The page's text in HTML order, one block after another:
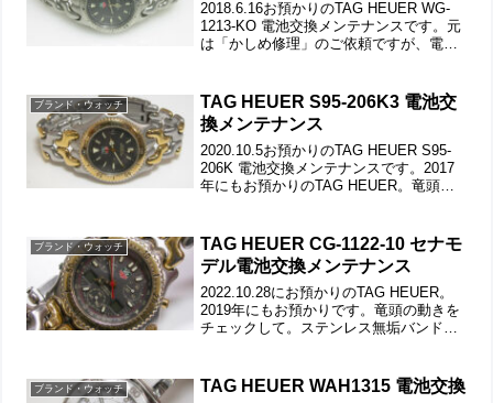
2018.6.16お預かりのTAG HEUER WG-
1213-KO 電池交換メンテナンスです。元
は「かしめ修理」のご依頼ですが、電池
は、一番割高になりますので。竜頭の
動...
ブランド・ウォッチ
TAG HEUER S95-206K3 電池交
換メンテナンス
2020.10.5お預かりのTAG HEUER S95-
206K 電池交換メンテナンスです。2017
年にもお預かりのTAG HEUER。竜頭の
の汚れもチェックします。ラ...
ブランド・ウォッチ
TAG HEUER CG-1122-10 セナモ
デル電池交換メンテナンス
2022.10.28にお預かりのTAG HEUER。
2019年にもお預かりです。竜頭の動きを
チェックして。ステンレス無垢バンドに
タンが一つ紛失されております。裏蓋の
ブランド・ウォッチ TAG HEUER WAH1315 電池交換